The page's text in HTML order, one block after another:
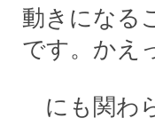
動きになる
です。かえ
にも関わ